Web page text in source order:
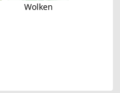
Wolken